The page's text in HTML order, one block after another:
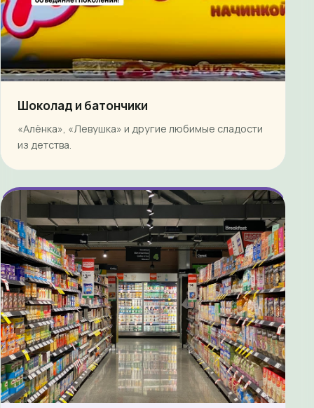
Шоколад и батончики
«Алёнка», «Левушка» и другие любимые сладости
из детства.